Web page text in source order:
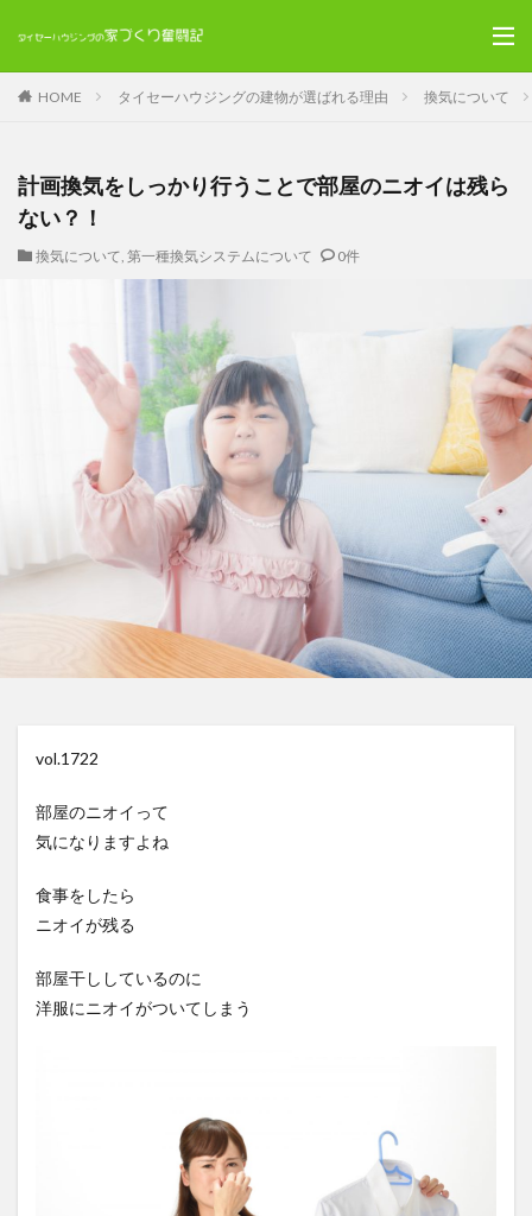
HOME タイセーハウジングの建物が選ばれる理由 換気について
計画換気をしっかり行うことで部屋のニオイは残ら
ない？！
換気について, 第一種換気システムについて 0件
vol.1722
部屋のニオイって
気になりますよね
食事をしたら
ニオイが残る
部屋干ししているのに
洋服にニオイがついてしまう